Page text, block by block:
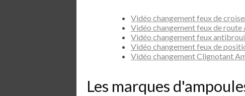
Vidéo changement feux de
Vidéo changement feux de
Vidéo changement feux
Vidéo changement feux de
Vidéo changement Clignotant
Les marques